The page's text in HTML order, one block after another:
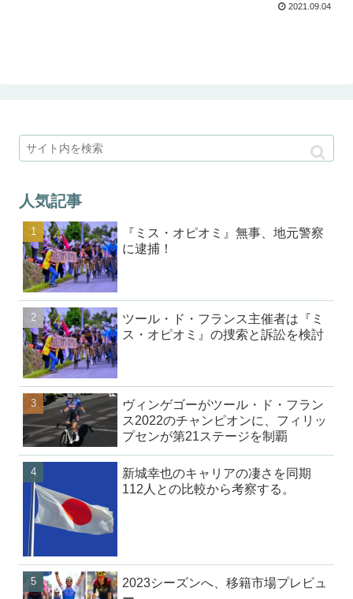
2021.09.04
人気記事
『ミス・オピオミ』無事、地元警察
に逮捕！
ツール・ド・フランス主催者は『ミ
ス・オピオミ』の捜索と訴訟を検討
ヴィンゲゴーがツール・ド・フラン
ス2022のチャンピオンに、フィリッ
プセンが第21ステージを制覇
新城幸也のキャリアの凄さを同期
112人との比較から考察する。
2023シーズンへ、移籍市場プレビュ